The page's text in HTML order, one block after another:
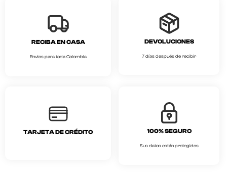
RECIBA EN CASA
Envios para toda Colombia
DEVOLUCIONES
7 días después de recibir
TARJETA DE CRÉDITO 100% SEGURO
Sus datos están protegidos